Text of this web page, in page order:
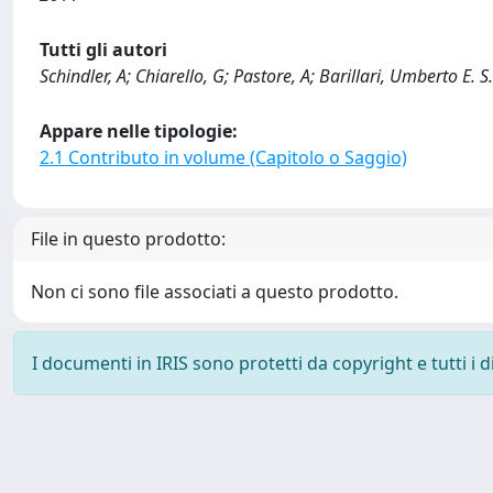
Tutti gli autori
Schindler, A; Chiarello, G; Pastore, A; Barillari, Umberto E. S.
Appare nelle tipologie:
2.1 Contributo in volume (Capitolo o Saggio)
File in questo prodotto:
Non ci sono file associati a questo prodotto.
I documenti in IRIS sono protetti da copyright e tutti i